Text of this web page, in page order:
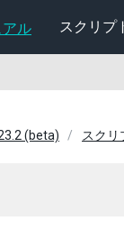
アル スクリプ
(beta) スクリ